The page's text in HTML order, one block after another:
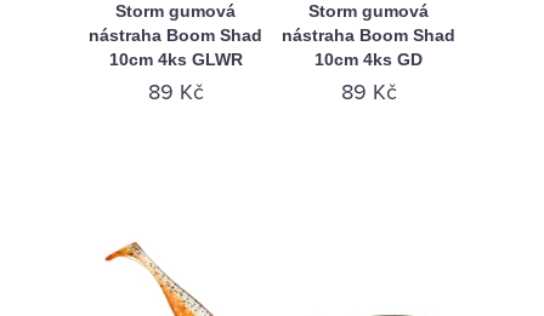
Storm gumová
nástraha Boom Shad
10cm 4ks GLWR
89 Kč
Storm gumová
nástraha Boom Shad
10cm 4ks GD
89 Kč